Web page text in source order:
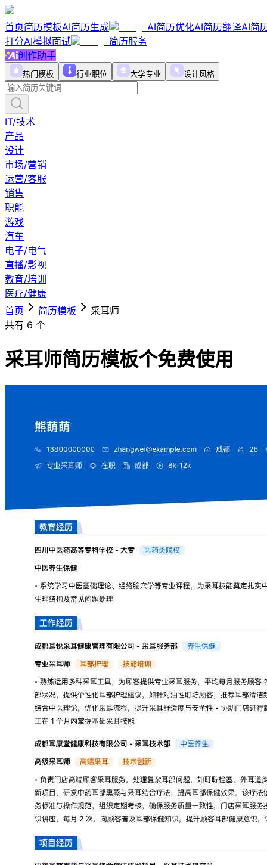
首页简历模板AI简历生成 AI简历优化AI简历翻译AI简
打分AI模拟面试
简历服务
创作助手
热门模板 行业职位 大学专业 设计风格
IT/技术
产品
设计
市场/营销
运营/客服
销售
职能
游戏
汽车
电子/电气
直播/影视
教育/培训
医疗/健康
首页
简历模板
采耳师
共有 6 个
采耳师简历模板个免费使用